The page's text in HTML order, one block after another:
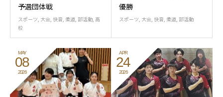
予選団体戦
スポーツ 大会 快音 柔道 部活動 高
校
優勝
スポーツ 大会 快音 柔道 部活動
MAY
08
2026
APR
24
2026